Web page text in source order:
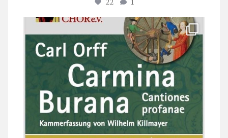
22 1
stuttgarter_oratorienchor
Juli 22